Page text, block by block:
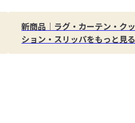
新商品｜ラグ・カーテン・クッ
ション・スリッパをもっと見る